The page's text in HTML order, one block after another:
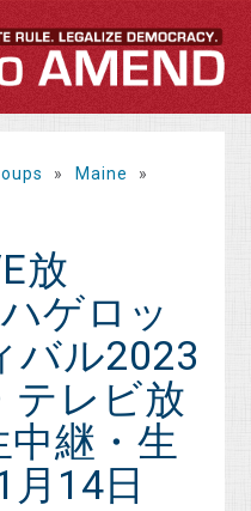
» Maine
»
放
ゲロッ
バル2023
テレビ放
継・生
月14日